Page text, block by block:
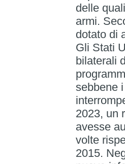
delle
armi.
dotato di
Gli Stati
bilaterali
sebbene
2023, un
avesse
volte
2015.